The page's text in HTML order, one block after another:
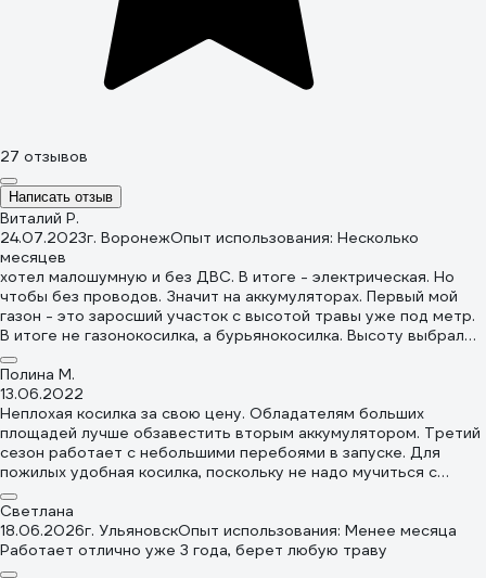
27 отзывов
Написать отзыв
Виталий Р.
24.07.2023г. ВоронежОпыт использования: Несколько
месяцев
хотел малошумную и без ДВС. В итоге - электрическая. Но
чтобы без проводов. Значит на аккумуляторах. Первый мой
газон - это заросший участок с высотой травы уже под метр.
В итоге не газонокосилка, а бурьянокосилка. Высоту выбрал
самую верхнюю. Одного аккумулятора хватало менее чем на
0,5 сотки. На авито удачно прикупил три аккумулятора и два
подзарядника. Вот тут работа закипела. Косит мощно,
аккумуляторы менял через каждые 10 минут работы как рожки
к автомату и сразу на зарядку. За полдня скосил до 25 мм-вой
высоты все четыре сотки, которые никогда не косил. Затем
забрал на дачу под газон. С газоном легче. За 1-2 часа всю
газонную траву на 6-ти сотках подравнял. Вытряхивать из
травосборника очень удобно.
Полина М.
13.06.2022
Неплохая косилка за свою цену. Обладателям больших
площадей лучше обзавестить вторым аккумулятором. Третий
сезон работает с небольшими перебоями в запуске. Для
пожилых удобная косилка, поскольку не надо мучиться с
бензином, сложными запусками двигателя, серьезным
обслуживанием и бегатней с проводами. Мама моя довольна.
Светлана
18.06.2026г. УльяновскОпыт использования: Менее месяца
Работает отлично уже 3 года, берет любую траву